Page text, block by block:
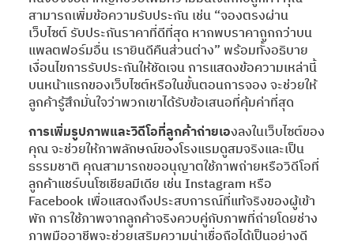
สามารถเพิ่มข้อความรับประกัน เช่น “จองตรงผ่าน
เว็บไซต์ รับประกันราคาที่ดีที่สุด หากพบราคาถูกกว่าบน
แพลตฟอร์มอื่น เรายินดีคืนส่วนต่าง” พร้อมทั้งอธิบาย
เงื่อนไขการรับประกันให้ชัดเจน การแสดงข้อความเหล่านี้
บนหน้าแรกของเว็บไซต์หรือในขั้นตอนการจอง จะช่วยให้
ลูกค้ารู้สึกมั่นใจว่าพวกเขาได้รับข้อเสนอที่คุ้มค่าที่สุด
การเพิ่มรูปภาพและวิดีโอที่ลูกค้าถ่ายเองลงในเว็บไซต์ของ
คุณ จะช่วยให้ภาพลักษณ์ของโรงแรมดูสมจริงและเป็น
ธรรมชาติ คุณสามารถขออนุญาตใช้ภาพถ่ายหรือวิดีโอที่
ลูกค้าแชร์บนโซเชียลมีเดีย เช่น Instagram หรือ
Facebook เพื่อแสดงถึงประสบการณ์ที่แท้จริงของผู้เข้า
พัก การใช้ภาพจากลูกค้าจริงควบคู่กับภาพที่ถ่ายโดยช่าง
ภาพมืออาชีพจะช่วยเสริมความน่าเชื่อถือได้เป็นอย่างดี